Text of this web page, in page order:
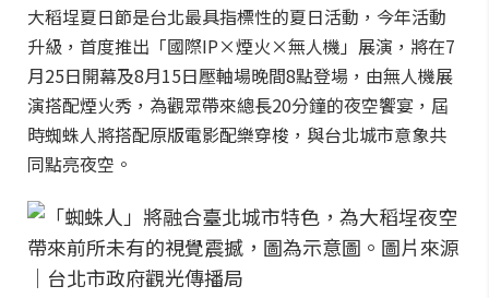
大稻埕夏日節是台北最具指標性的夏日活動，今年活動
升級，首度推出「國際IP×煙火×無人機」展演，將在7
月25日開幕及8月15日壓軸場晚間8點登場，由無人機展
演搭配煙火秀，為觀眾帶來總長20分鐘的夜空饗宴，屆
時蜘蛛人將搭配原版電影配樂穿梭，與台北城市意象共
同點亮夜空。